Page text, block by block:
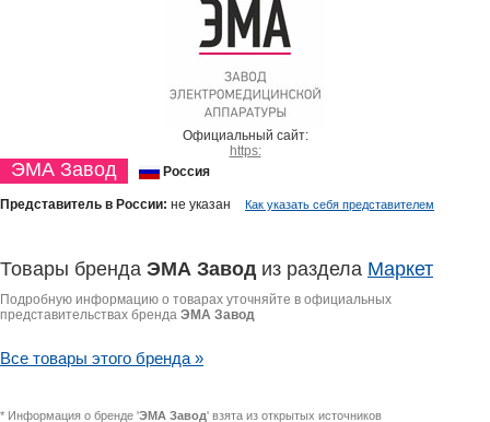
Официальный сайт:
https:
ЭМА Завод Россия
Представитель в России: не указан Как указать себя представителем
Товары бренда ЭМА Завод из раздела Маркет
Подробную информацию о товарах уточняйте в официальных
представительствах бренда ЭМА Завод
Все товары этого бренда »
* Информация о бренде 'ЭМА Завод' взята из открытых источников